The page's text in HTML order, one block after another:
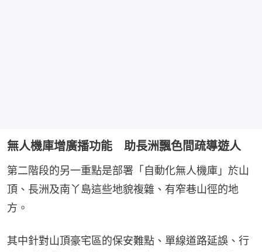
無人機庫增廣播功能 助長洲飄色間疏導遊人
第二階段的另一重點是部署「自動化無人機庫」於山
頂、長洲及南丫島這些地貌複雜、有窄巷山徑的地
方。
其中針對山頂豪宅區的保安難點、單線道路延誤、行